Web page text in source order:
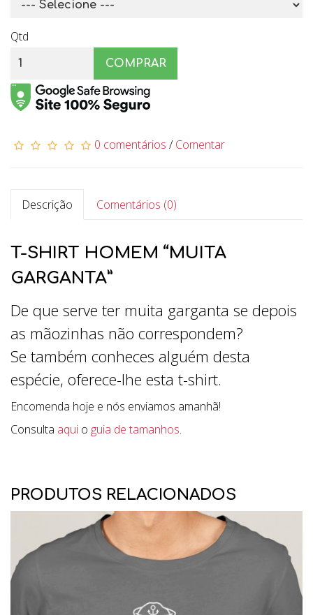
Qtd
COMPRAR
0 comentários /Comentar
Descrição Comentários (0)
T-SHIRT HOMEM “MUITA
GARGANTA”
De que serve ter muita garganta se depois
as mãozinhas não correspondem?
Se também conheces alguém desta
espécie, oferece-lhe esta t-shirt.
Encomenda hoje e nós enviamos amanhã!
Consulta aqui o guia de tamanhos.
PRODUTOS RELACIONADOS